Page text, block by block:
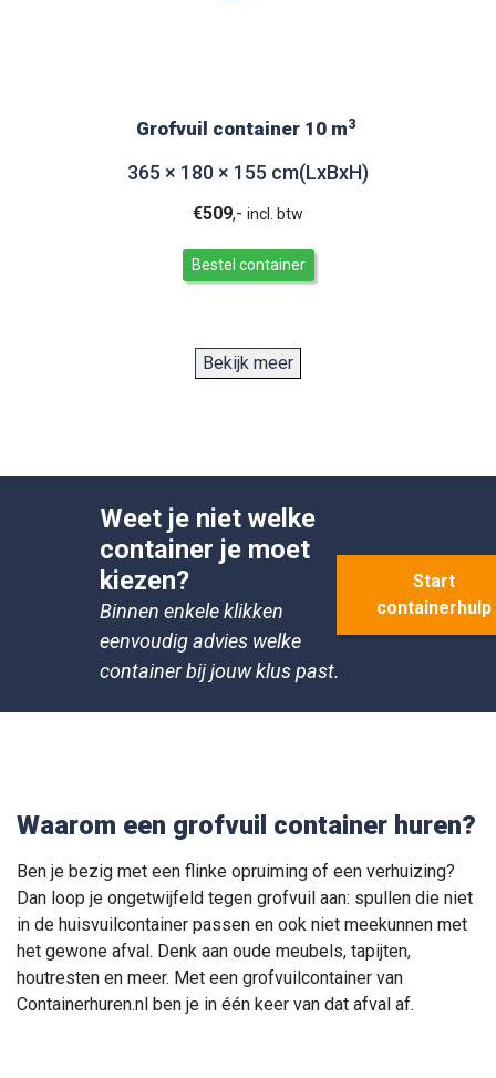
Grofvuil container 10 m3
365 × 180 × 155 cm(LxBxH)
€509,- incl. btw
Bestel container
Bestel container
Bekijk meer
Weet je niet welke
container je moet
kiezen?
Binnen enkele klikken
eenvoudig advies welke
container bij jouw klus past.
Start
containerhulp
Waarom een grofvuil container huren?
Ben je bezig met een flinke opruiming of een verhuizing?
Dan loop je ongetwijfeld tegen grofvuil aan: spullen die niet
in de huisvuilcontainer passen en ook niet meekunnen met
het gewone afval. Denk aan oude meubels, tapijten,
houtresten en meer. Met een grofvuilcontainer van
Containerhuren.nl ben je in één keer van dat afval af.